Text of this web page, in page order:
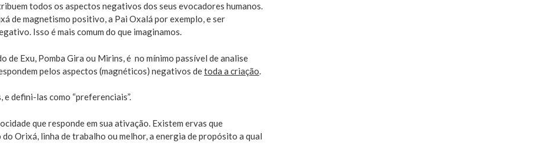
todos os aspectos negativos dos seus evocadores humanos.
de magnetismo positivo, a Pai Oxalá por exemplo, e ser
Isso é mais comum do que imaginamos.
de Exu, Pomba Gira ou Mirins, é no mínimo passível de analise
pelos aspectos (magnéticos) negativos detoda a criação.
e defini-las como “preferenciais”.
que responde em sua ativação. Existem ervas que
Orixá, linha de trabalho ou melhor, a energia de propósito a qual